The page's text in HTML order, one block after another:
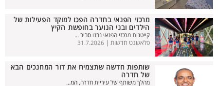
מרכזי הפנאי בחדרה הפכו למוקד הפעילות של
הילדים ובני הנוער בחופשת הקיץ
קייטנות מרכזי הפנאי נבנו סביב ...
פלאשנט חדשות | 31.7.2026
שותפות חדשה שתצמיח את דור המחנכים הבא
של חדרה
מהלך משותף של עיריית חדרה, המ...